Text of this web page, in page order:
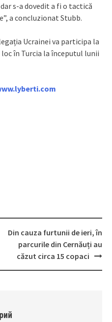
s-a dovedit a fi o tactică
a concluzionat Stubb.
Ucrainei va participa la
în Turcia la începutul lunii
Din cauza furtunii de ieri, în
parcurile din Cernăuți au
căzut circa 15 copaci